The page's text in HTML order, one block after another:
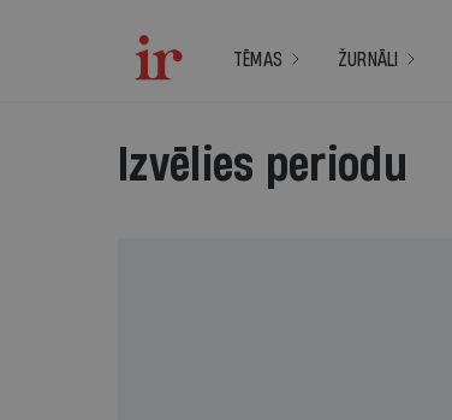
TĒMAS ŽURNĀLI
Izvēlies periodu